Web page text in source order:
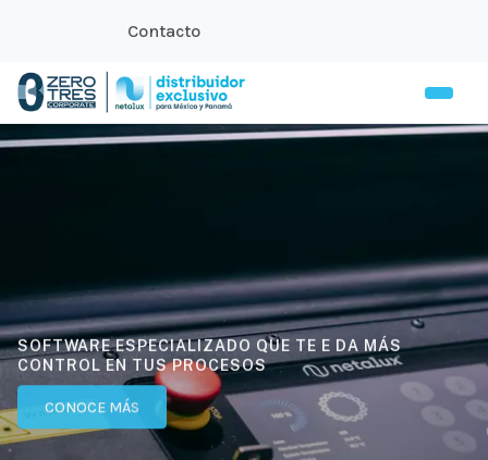
Contacto
SOFTWARE ESPECIALIZADO QUE TE E DA MÁS
CONTROL EN TUS PROCESOS
CONOCE MÁS